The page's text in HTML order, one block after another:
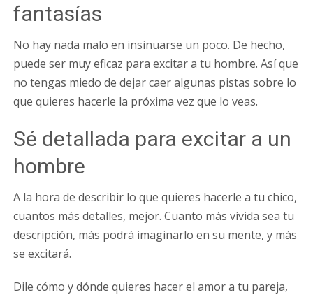
fantasías
No hay nada malo en insinuarse un poco. De hecho,
puede ser muy eficaz para excitar a tu hombre. Así que
no tengas miedo de dejar caer algunas pistas sobre lo
que quieres hacerle la próxima vez que lo veas.
Sé detallada para excitar a un
hombre
A la hora de describir lo que quieres hacerle a tu chico,
cuantos más detalles, mejor. Cuanto más vívida sea tu
descripción, más podrá imaginarlo en su mente, y más
se excitará.
Dile cómo y dónde quieres hacer el amor a tu pareja,